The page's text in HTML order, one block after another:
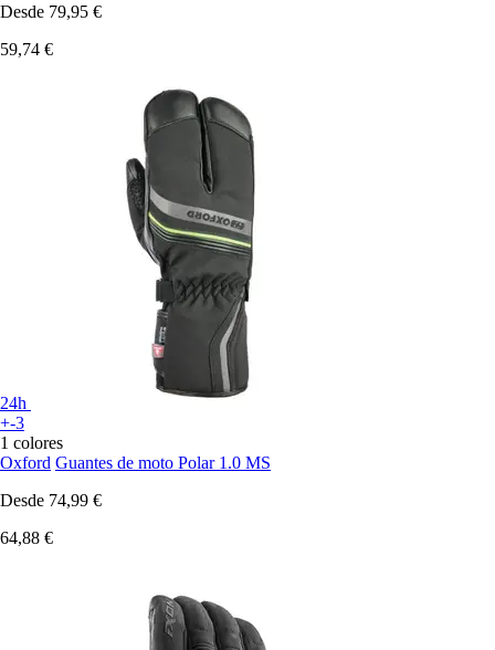
Desde 79,95 €
59,74 €
24h
+-3
1 colores
Oxford Guantes de moto Polar 1.0 MS
Desde 74,99 €
64,88 €